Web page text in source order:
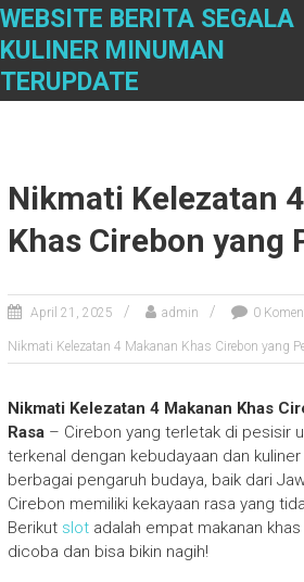
Skip
content
WEBSITE BERITA SEGALA
KULINER MINUMAN
TERUPDATE
Nikmati Kelezatan
Khas Cirebon yang
April 21, 2025 admin 0
Nikmati Kelezatan 4 Makanan Khas Cirebon yang
Nikmati Kelezatan 4 Makanan Khas
Rasa– Cirebon yang terletak di pesisir
terkenal dengan kebudayaan dan
berbagai pengaruh budaya, baik dari
Cirebon memiliki kekayaan rasa yang
Berikut slotadalah empat makanan
dicoba dan bisa bikin nagih!